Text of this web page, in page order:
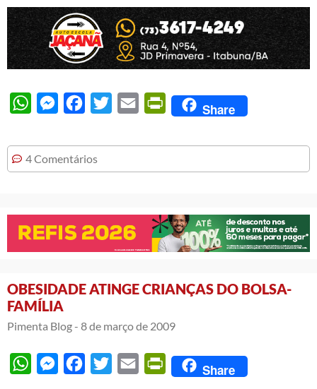
WhatsAppMessengerFacebook
Twitter Email PrintFriendly
Share
4 Comentários
OBESIDADE ATINGE CRIANÇAS DO BOLSA-
FAMÍLIA
Pimenta Blog - 8 de março de 2009
WhatsAppMessengerFacebook
Twitter Email PrintFriendly
Share